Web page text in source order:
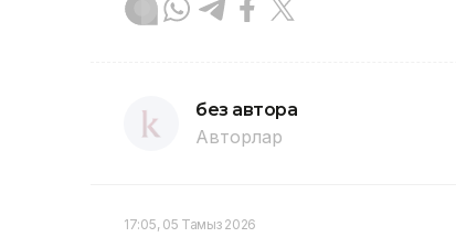
без автора
Авторлар
17:05, 05 Тамыз 2026